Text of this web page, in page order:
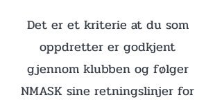
Det er et kriterie at du som
oppdretter er godkjent
gjennom klubben og følger
NMASK sine retningslinjer for